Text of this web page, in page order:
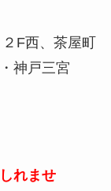
F西、茶屋町
神戸三宮
れませ